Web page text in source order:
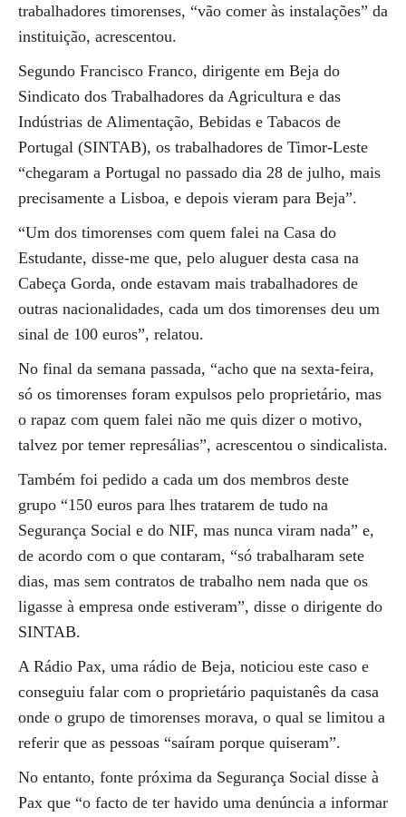
trabalhadores timorenses, “vão comer às instalações” da
instituição, acrescentou.
Segundo Francisco Franco, dirigente em Beja do
Sindicato dos Trabalhadores da Agricultura e das
Indústrias de Alimentação, Bebidas e Tabacos de
Portugal (SINTAB), os trabalhadores de Timor-Leste
“chegaram a Portugal no passado dia 28 de julho, mais
precisamente a Lisboa, e depois vieram para Beja”.
“Um dos timorenses com quem falei na Casa do
Estudante, disse-me que, pelo aluguer desta casa na
Cabeça Gorda, onde estavam mais trabalhadores de
outras nacionalidades, cada um dos timorenses deu um
sinal de 100 euros”, relatou.
No final da semana passada, “acho que na sexta-feira,
só os timorenses foram expulsos pelo proprietário, mas
o rapaz com quem falei não me quis dizer o motivo,
talvez por temer represálias”, acrescentou o sindicalista.
Também foi pedido a cada um dos membros deste
grupo “150 euros para lhes tratarem de tudo na
Segurança Social e do NIF, mas nunca viram nada” e,
de acordo com o que contaram, “só trabalharam sete
dias, mas sem contratos de trabalho nem nada que os
ligasse à empresa onde estiveram”, disse o dirigente do
SINTAB.
A Rádio Pax, uma rádio de Beja, noticiou este caso e
conseguiu falar com o proprietário paquistanês da casa
onde o grupo de timorenses morava, o qual se limitou a
referir que as pessoas “saíram porque quiseram”.
No entanto, fonte próxima da Segurança Social disse à
Pax que “o facto de ter havido uma denúncia a informar